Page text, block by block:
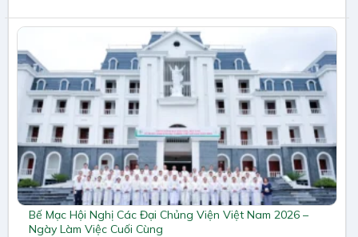
Bế Mạc Hội Nghị Các Đại Chủng Viện Việt Nam 2026 –
Ngày Làm Việc Cuối Cùng